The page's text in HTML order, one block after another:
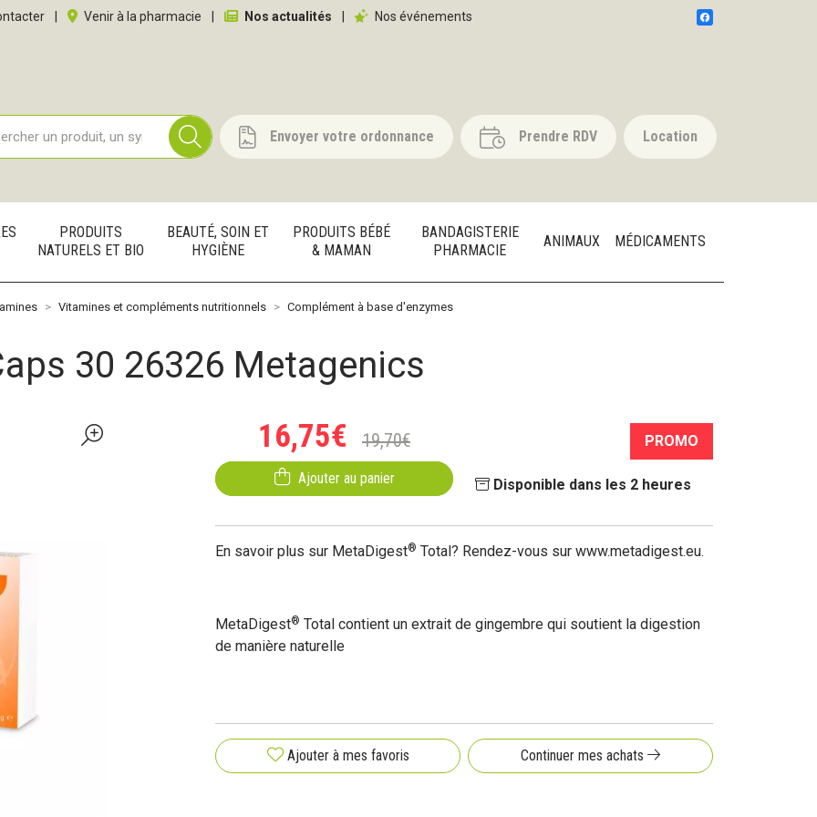
service Venir à la pharmacie Nos actualités Nos événements
Envoyer votre ordonnance Prendre RDV Location
PRODUITS
NATURELS ET BIO
BEAUTÉ, SOIN ET
HYGIÈNE
PRODUITS BÉBÉ
& MAMAN
BANDAGISTERIE
PHARMACIE
ANIMAUX MÉDICAMENTS
Vitamines et compléments nutritionnels Complément à base d'enzymes
30 26326 Metagenics
16,75€ 19,70€
Ajouter au panier
PROMO
Disponible dans les 2 heures
En savoir plus sur MetaDigest® Total? Rendez-vous sur www.metadigest.eu.
MetaDigest® Total contient un extrait de gingembre qui soutient la digestion
de manière naturelle
Ajouter à mes favoris Continuer mes achats